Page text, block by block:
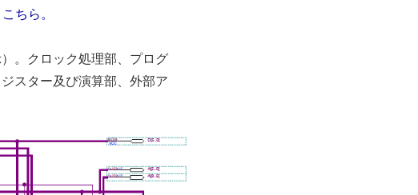
ちら。
。クロック処理部、プログ
スター及び演算部、外部ア